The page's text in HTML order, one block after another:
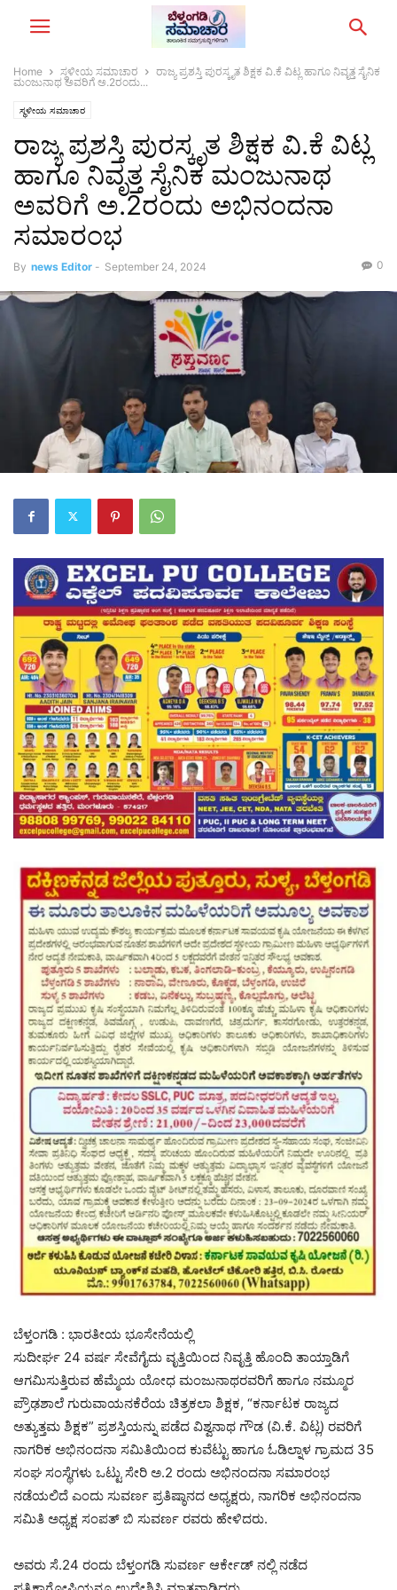
Home ಸ್ಥಳೀಯ ಸಮಾಚಾರ
ರಾಜ್ಯ ಪ್ರಶಸ್ತಿ ಪುರಸ್ಕೃತ ಶಿಕ್ಷಕ ವಿ.ಕೆ ವಿಟ್ಲ ಹಾಗೂ ನಿವೃತ್ತ ಸೈನಿಕ
ಮಂಜುನಾಥ ಅವರಿಗೆ ಅ.2ರಂದು...
ಸ್ಥಳೀಯ ಸಮಾಚಾರ
ರಾಜ್ಯ ಪ್ರಶಸ್ತಿ ಪುರಸ್ಕೃತ ಶಿಕ್ಷಕ ವಿ.ಕೆ ವಿಟ್ಲ
ಹಾಗೂ ನಿವೃತ್ತ ಸೈನಿಕ ಮಂಜುನಾಥ
ಅವರಿಗೆ ಅ.2ರಂದು ಅಭಿನಂದನಾ
ಸಮಾರಂಭ
By news Editor - September 24, 2024 0
ಬೆಳ್ತಂಗಡಿ : ಭಾರತೀಯ ಭೂಸೇನೆಯಲ್ಲಿ
ಸುದೀರ್ಘ 24 ವರ್ಷ ಸೇವೆಗೈದು ವೃತ್ತಿಯಿಂದ ನಿವೃತ್ತಿ ಹೊಂದಿ ತಾಯ್ತಾಡಿಗೆ
ಆಗಮಿಸುತ್ತಿರುವ ಹೆಮ್ಮೆಯ ಯೋಧ ಮಂಜುನಾಥರವರಿಗೆ ಹಾಗೂ ನಮ್ಮೂರ
ಪ್ರೌಢಶಾಲೆ ಗುರುವಾಯನಕೆರೆಯ ಚಿತ್ರಕಲಾ ಶಿಕ್ಷಕ, “ಕರ್ನಾಟಕ ರಾಜ್ಯದ
ಅತ್ಯುತ್ತಮ ಶಿಕ್ಷಕ” ಪ್ರಶಸ್ತಿಯನ್ನು ಪಡೆದ ವಿಶ್ವನಾಥ ಗೌಡ (ವಿ.ಕೆ. ವಿಟ್ಲ) ರವರಿಗೆ
ನಾಗರಿಕ ಅಭಿನಂದನಾ ಸಮಿತಿಯಿಂದ ಕುವೆಟ್ಟು ಹಾಗೂ ಓಡಿಲ್ನಾಳ ಗ್ರಾಮದ 35
ಸಂಘ ಸಂಸ್ಥೆಗಳು ಒಟ್ಟು ಸೇರಿ ಅ.2 ರಂದು ಅಭಿನಂದನಾ ಸಮಾರಂಭ
ನಡೆಯಲಿದೆ ಎಂದು ಸುವರ್ಣ ಪ್ರತಿಷ್ಠಾನದ ಅಧ್ಯಕ್ಷರು, ನಾಗರಿಕ ಅಭಿನಂದನಾ
ಸಮಿತಿ ಅಧ್ಯಕ್ಷ ಸಂಪತ್ ಬಿ ಸುವರ್ಣ ರವರು ಹೇಳಿದರು.
ಅವರು ಸೆ.24 ರಂದು ಬೆಳ್ತಂಗಡಿ ಸುವರ್ಣ ಆರ್ಕೇಡ್ ನಲ್ಲಿ ನಡೆದ